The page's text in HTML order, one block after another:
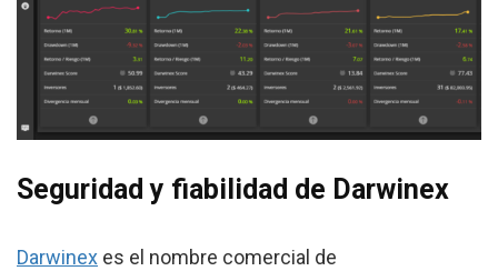
Seguridad y fiabilidad de Darwinex
Darwinex es el nombre comercial de